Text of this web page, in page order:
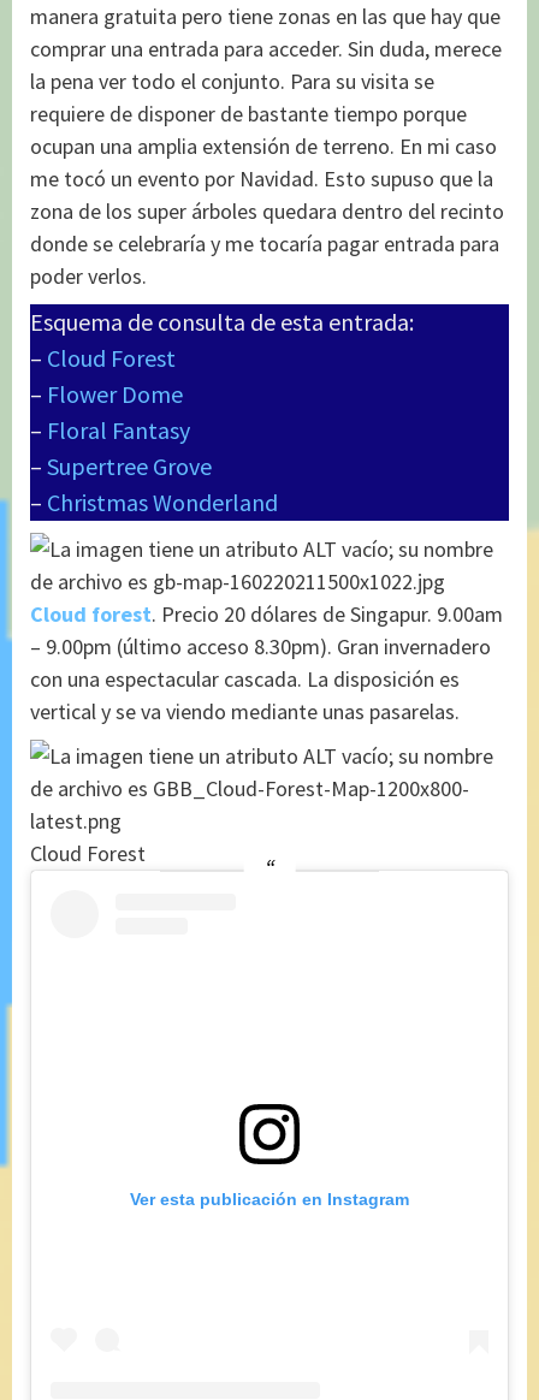
manera gratuita pero tiene zonas en las que hay que
comprar una entrada para acceder. Sin duda, merece
la pena ver todo el conjunto. Para su visita se
requiere de disponer de bastante tiempo porque
ocupan una amplia extensión de terreno. En mi caso
me tocó un evento por Navidad. Esto supuso que la
zona de los super árboles quedara dentro del recinto
donde se celebraría y me tocaría pagar entrada para
poder verlos.
Esquema de consulta de esta entrada:
– Cloud Forest
– Flower Dome
– Floral Fantasy
– Supertree Grove
– Christmas Wonderland
Cloud forest. Precio 20 dólares de Singapur. 9.00am
– 9.00pm (último acceso 8.30pm). Gran invernadero
con una espectacular cascada. La disposición es
vertical y se va viendo mediante unas pasarelas.
Cloud Forest
Ver esta publicación en Instagram